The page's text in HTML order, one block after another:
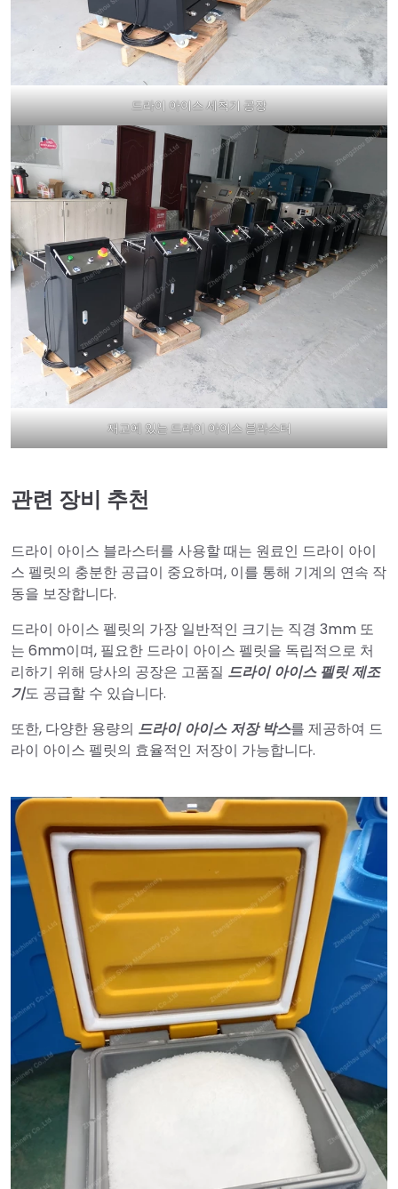
드라이 아이스 세척기 공장
재고에 있는 드라이 아이스 블라스터
관련 장비 추천
드라이 아이스 블라스터를 사용할 때는 원료인 드라이 아이
스 펠릿의 충분한 공급이 중요하며, 이를 통해 기계의 연속 작
동을 보장합니다.
드라이 아이스 펠릿의 가장 일반적인 크기는 직경 3mm 또
는 6mm이며, 필요한 드라이 아이스 펠릿을 독립적으로 처
리하기 위해 당사의 공장은 고품질 드라이 아이스 펠릿 제조
기도 공급할 수 있습니다.
또한, 다양한 용량의 드라이 아이스 저장 박스를 제공하여 드
라이 아이스 펠릿의 효율적인 저장이 가능합니다.